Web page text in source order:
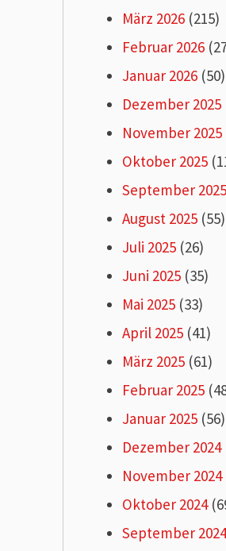
März 2026(215)
Februar 2026
Januar 2026(50)
Dezember 2025
November 2025
Oktober 2025
September 2025
August 2025(55)
Juli 2025(26)
Juni 2025(35)
Mai 2025(33)
April 2025(41)
März 2025(61)
Februar 2025
Januar 2025(56)
Dezember 2024
November 2024
Oktober 2024
September 2024